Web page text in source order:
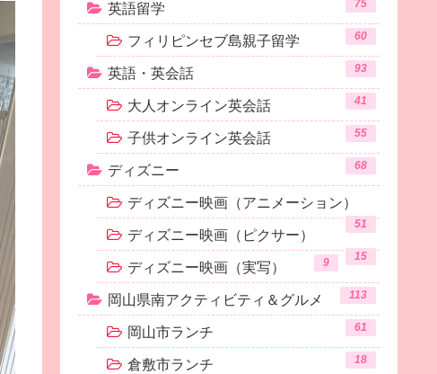
英語留学 75
フィリピンセブ島親子留学 60
英語・英会話 93
大人オンライン英会話 41
子供オンライン英会話 55
ディズニー 68
ディズニー映画（アニメーション）
51
ディズニー映画（ピクサー）
15
ディズニー映画（実写） 9
岡山県南アクティビティ＆グルメ 113
岡山市ランチ 61
倉敷市ランチ 18